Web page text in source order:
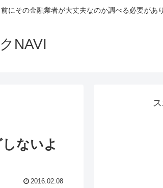
にその金融業者が大丈夫なのか調べる必要があ
NAVI
ないよ
2016.02.08